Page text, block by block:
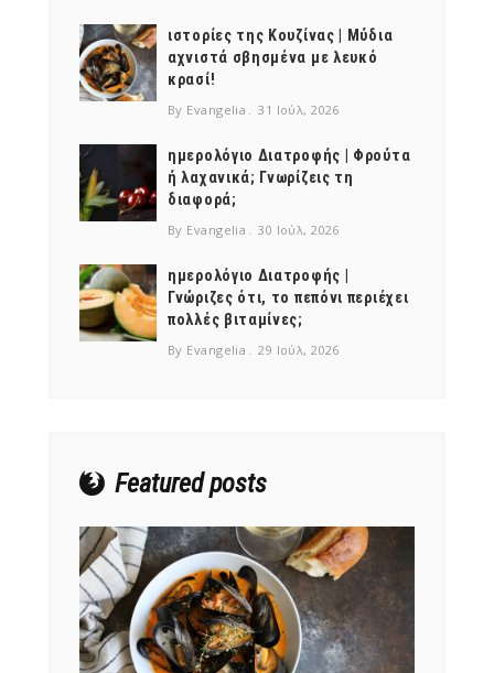
ιστορίες της Κουζίνας | Μύδια
αχνιστά σβησμένα με λευκό
κρασί!
By Evangelia 31 Ιούλ, 2026
ημερολόγιο Διατροφής | Φρούτα
ή λαχανικά; Γνωρίζεις τη
διαφορά;
By Evangelia 30 Ιούλ, 2026
ημερολόγιο Διατροφής |
Γνώριζες ότι, το πεπόνι περιέχει
πολλές βιταμίνες;
By Evangelia 29 Ιούλ, 2026
Featured posts
NEWSLETTER
Get ti
mel
y updates
fro
m
your favorite
products